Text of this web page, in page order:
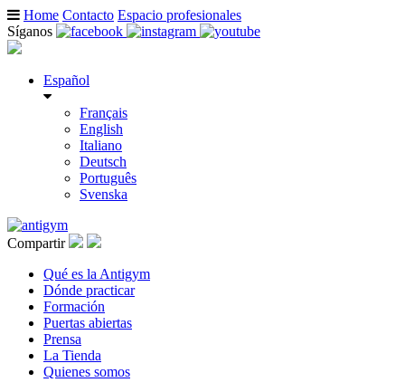
Home Contacto Espacio profesionales
Síganos
Español
Français
English
Italiano
Deutsch
Português
Svenska
Compartir
Qué es la Antigym
Dónde practicar
Formación
Puertas abiertas
Prensa
La Tienda
Quienes somos